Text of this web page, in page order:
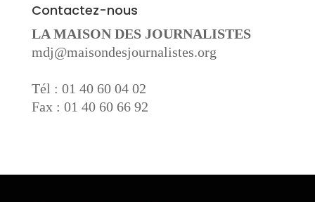
Contactez-nous
LA MAISON DES JOURNALISTES
mdj@maisondesjournalistes.org
Tél : 01 40 60 04 02
Fax : 01 40 60 66 92